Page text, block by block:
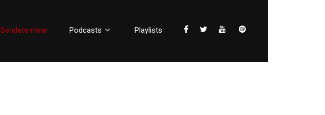
Sendetermine Podcasts Playlists